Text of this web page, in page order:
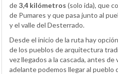
de3,4 kilómetros (solo ida), que
de Pumares y que pasa junto al
y el valle del Desterrado.
Desde el inicio de la ruta hay
de los pueblos de arquitectura
vez llegados a la cascada, antes
adelante podemos llegar al pueblo